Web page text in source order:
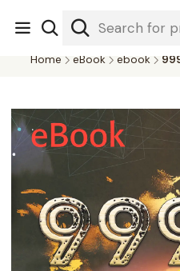
Nuestra librería - Serrano 317
#SomospartedelSietch
Home eBook ebook